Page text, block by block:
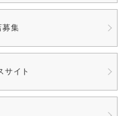
募集
サイト